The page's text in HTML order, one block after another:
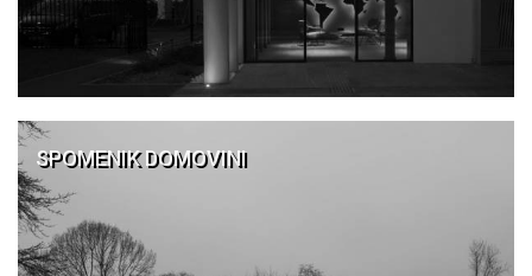
SPOMENIK DOMOVINI